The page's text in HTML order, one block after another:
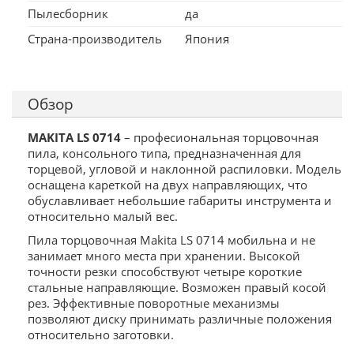
Пылесборник
да
Страна-производитель
Япония
Обзор
MAKITA LS 0714 – професиональная торцовочная
пила, консольного типа, предназначенная для
торцевой, угловой и наклонной распиловки. Модель
оснащена кареткой на двух направляющих, что
обуславливает небольшие габариты инструмента и
относительно малый вес.
Пила торцовочная Makita LS 0714 мобильна и не
занимает много места при хранении. Высокой
точности резки способствуют четыре короткие
стальные направляющие. Возможен правый косой
рез. Эффективные поворотные механизмы
позволяют диску принимать различные положения
относительно заготовки.